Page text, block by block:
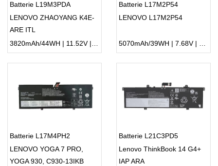
Batterie L19M3PDA
LENOVO ZHAOYANG K4E-
ARE ITL
3820mAh/44WH | 11.52V | Li-ion ...
Batterie L17M2P54
LENOVO L17M2P54
5070mAh/39WH | 7.68V | Li-ion ...
Batterie L17M4PH2
LENOVO YOGA 7 PRO,
YOGA 930, C930-13IKB
Batterie L21C3PD5
Lenovo ThinkBook 14 G4+
IAP ARA